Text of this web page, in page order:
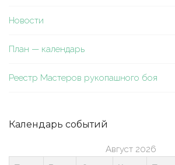
Новости
План — календарь
Реестр Мастеров рукопашного боя
Календарь событий
Август 2026